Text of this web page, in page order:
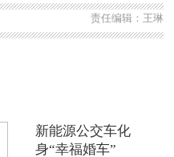
责任编辑：王琳
新能源公交车化
身“幸福婚车”